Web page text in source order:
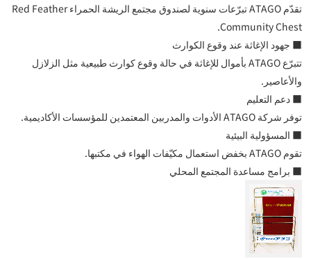
تقدّم ATAGO تبرّعات سنوية لصندوق مجتمع الريشة الحمراء Red Feather
Community Chest.
■ جهود الإغاثة عند وقوع الكوارث
تتبرّع ATAGO بأموال للإغاثة في حالة وقوع كوارث طبيعية مثل الزلازل
والأعاصير.
■ دعم التعليم
توفر شركة ATAGO الأدوات والمدربين المعتمدين للمؤسسات الأكاديمية.
■ المسؤولية البيئية
تقوم ATAGO بخفض استعمال مكيّفات الهواء في مكتبها.
■ برامج مساعدة المجتمع المحلي